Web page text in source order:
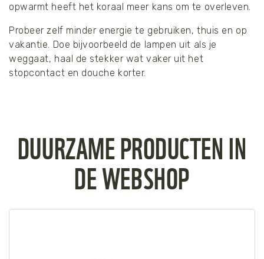
opwarmt heeft het koraal meer kans om te overleven.
Probeer zelf minder energie te gebruiken, thuis en op
vakantie. Doe bijvoorbeeld de lampen uit als je
weggaat, haal de stekker wat vaker uit het
stopcontact en douche korter.
DUURZAME PRODUCTEN IN
DE WEBSHOP